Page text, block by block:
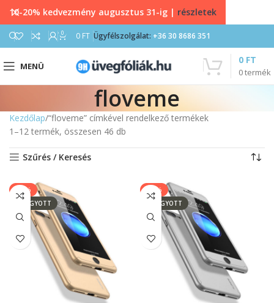
0 0 FT Ügyfélszolgálat: +36 30 8686 351
MENÜ
0termék
0 FT
floveme
Kezdőlap “floveme” címkével rendelkező termékek
1–12 termék, összesen 46 db
Szűrés / Keresés
-14%
ELFOGYOTT
-14%
ELFOGYOTT
10-20% kedvezmény augusztus 31-ig | részletek